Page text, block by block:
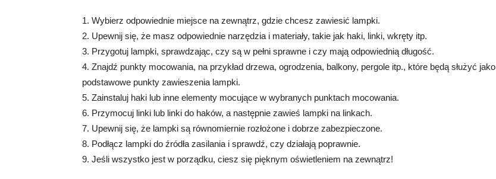
1. Wybierz odpowiednie miejsce na zewnątrz, gdzie chcesz zawiesić lampki.
2. Upewnij się, że masz odpowiednie narzędzia i materiały, takie jak haki, linki, wkręty itp.
3. Przygotuj lampki, sprawdzając, czy są w pełni sprawne i czy mają odpowiednią długość.
4. Znajdź punkty mocowania, na przykład drzewa, ogrodzenia, balkony, pergole itp., które będą służyć jako
podstawowe punkty zawieszenia lampki.
5. Zainstaluj haki lub inne elementy mocujące w wybranych punktach mocowania.
6. Przymocuj linki lub linki do haków, a następnie zawieś lampki na linkach.
7. Upewnij się, że lampki są równomiernie rozłożone i dobrze zabezpieczone.
8. Podłącz lampki do źródła zasilania i sprawdź, czy działają poprawnie.
9. Jeśli wszystko jest w porządku, ciesz się pięknym oświetleniem na zewnątrz!